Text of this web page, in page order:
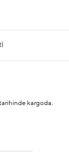
kargoda.